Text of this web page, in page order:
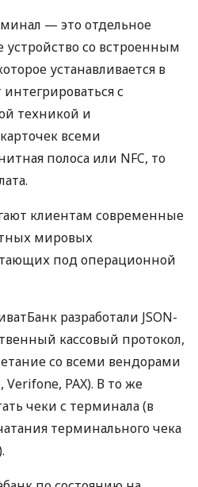
— это отдельное
со встроенным
устанавливается в
с
техникой и
всеми
полоса или NFC, то
клиентам современные
мировых
под операционной
разработали JSON-
кассовый протокол,
со всеми вендорами
Verifone, PAX). В то же
чеки с терминала (в
терминального чека